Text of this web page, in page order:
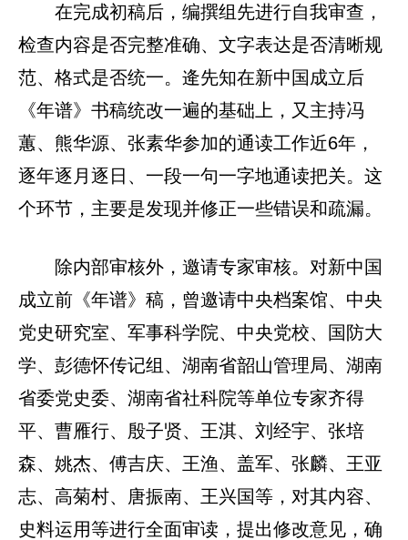
在完成初稿后，编撰组先进行自我审查，
检查内容是否完整准确、文字表达是否清晰规
范、格式是否统一。逄先知在新中国成立后
《年谱》书稿统改一遍的基础上，又主持冯
蕙、熊华源、张素华参加的通读工作近6年，
逐年逐月逐日、一段一句一字地通读把关。这
个环节，主要是发现并修正一些错误和疏漏。
除内部审核外，邀请专家审核。对新中国
成立前《年谱》稿，曾邀请中央档案馆、中央
党史研究室、军事科学院、中央党校、国防大
学、彭德怀传记组、湖南省韶山管理局、湖南
省委党史委、湖南省社科院等单位专家齐得
平、曹雁行、殷子贤、王淇、刘经宇、张培
森、姚杰、傅吉庆、王渔、盖军、张麟、王亚
志、高菊村、唐振南、王兴国等，对其内容、
史料运用等进行全面审读，提出修改意见，确